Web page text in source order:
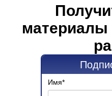
материалы
Имя*